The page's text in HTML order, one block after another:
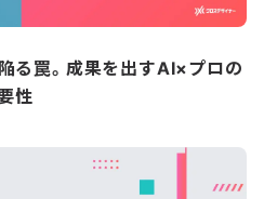
る罠。成果を出すAI×プロの
性